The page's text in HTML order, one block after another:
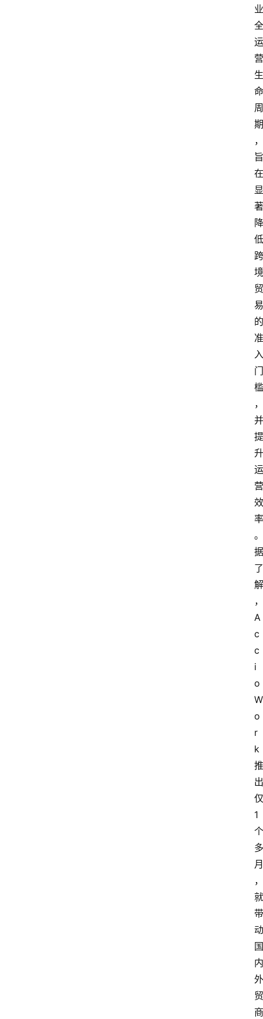
业
全
运
营
生
命
周
期
，
旨
在
显
著
降
低
跨
境
贸
易
的
准
入
门
槛
，
并
提
升
运
营
效
率
。
据
了
解
，
A
c
c
i
o
W
o
r
k
推
出
仅
1
个
多
月
，
就
带
动
国
内
外
贸
商